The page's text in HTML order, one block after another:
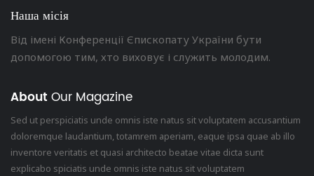
Наша місія
Від імені Конференції Єпископату України бути
допомогою тим, хто виховує і служить молодим.
About Our Magazine
Sed ut perspiciatis unde omnis iste natus sit voluptatem accusantium
doloremque laudantium, totamrem aperiam, eaque ipsa quae ab illo
inventore veritatis et quasi architecto beatae vitae dicta sunt
explicabo spiciatis unde omnis iste natus sit voluptatem